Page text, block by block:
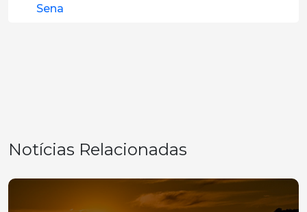
Sena
Notícias Relacionadas